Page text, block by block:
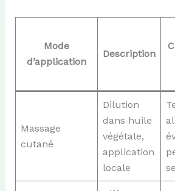
Mode
d’application
Description
Massage
cutané
Dilution
dans huile
végétale,
application
locale